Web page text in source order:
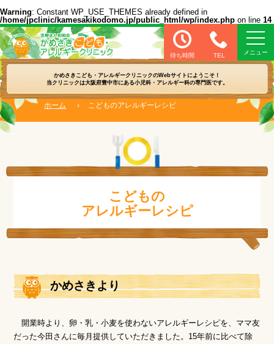
Warning: Constant WP_USE_THEMES already defined in
/home/jpclinic/kamesakikodomo.jp/public_html/wp/index.php on line 14
医療法人 創和会 かめさきこども・アレル
かめさきこども・アレルギークリニックのWebサイトにようこそ！
当クリニックは大阪府豊中市にある小児科・アレルギー科の専門医です。
待ち時間 TEL
ホーム › こどものアレルギーレシピ
こどもの
アレルギーレシピ
かめさきより
開業時より、卵・乳・⼩⻨を使わないアレルギーレシピを、ママ友
だった今⽥さんに毎⽉提供していただきました。15年前に⽐べて除